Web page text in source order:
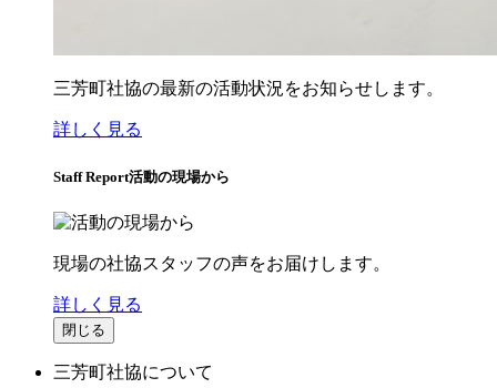
三芳町社協の最新の活動状況をお知らせします。
詳しく見る
Staff Report活動の現場から
現場の社協スタッフの声をお届けします。
詳しく見る
閉じる
三芳町社協について